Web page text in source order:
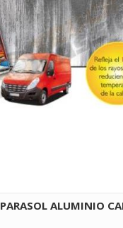
PARASOL ALUMINIO